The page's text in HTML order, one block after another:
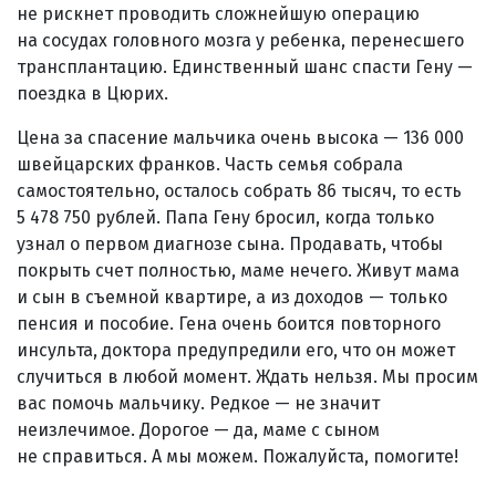
не рискнет проводить сложнейшую операцию
на сосудах головного мозга у ребенка, перенесшего
трансплантацию. Единственный шанс спасти Гену —
поездка в Цюрих.
Цена за спасение мальчика очень высока — 136 000
швейцарских франков. Часть семья собрала
самостоятельно, осталось собрать 86 тысяч, то есть
5 478 750 рублей. Папа Гену бросил, когда только
узнал о первом диагнозе сына. Продавать, чтобы
покрыть счет полностью, маме нечего. Живут мама
и сын в съемной квартире, а из доходов — только
пенсия и пособие. Гена очень боится повторного
инсульта, доктора предупредили его, что он может
случиться в любой момент. Ждать нельзя. Мы просим
вас помочь мальчику. Редкое — не значит
неизлечимое. Дорогое — да, маме с сыном
не справиться. А мы можем. Пожалуйста, помогите!